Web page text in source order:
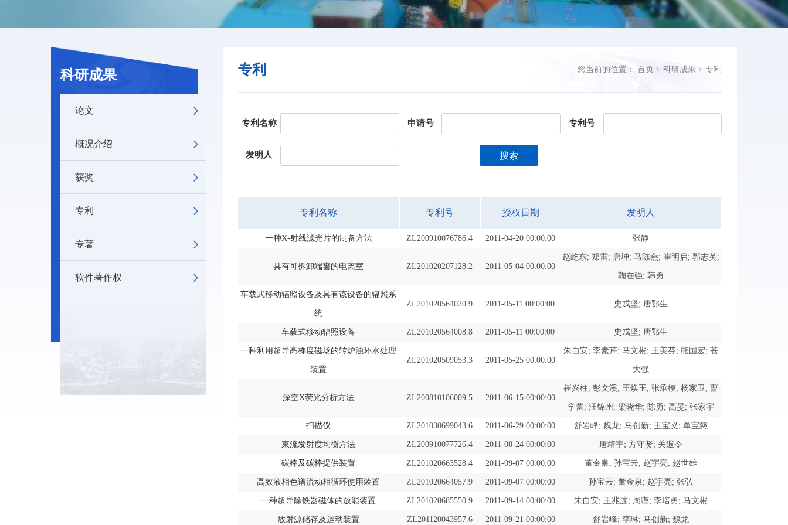
科研成果
论文
概况介绍
获奖
专利
专著
软件著作权
专利 您当前的位置： 首页 > 科研成果 > 专利
专利名称 申请号 专利号
发明人 搜索
专利名称 专利号 授权日期 发明人
一种X-射线滤光片的制备方法 ZL200910076786.4 2011-04-20 00:00:00 张静
具有可拆卸端窗的电离室 ZL201020207128.2 2011-05-04 00:00:00
赵屹东; 郑雷; 唐坤; 马陈燕; 崔明启; 郭志英;
鞠在强; 韩勇
车载式移动辐照设备及具有该设备的辐照系
统
ZL201020564020.9 2011-05-11 00:00:00 史戎坚; 唐鄂生
车载式移动辐照设备 ZL201020564008.8 2011-05-11 00:00:00 史戎坚; 唐鄂生
一种利用超导高梯度磁场的转炉浊环水处理
装置
ZL201020509053.3 2011-05-25 00:00:00
朱自安; 李素芹; 马文彬; 王美芬; 熊国宏; 苍
大强
深空X荧光分析方法 ZL200810106009.5 2011-06-15 00:00:00
崔兴柱; 彭文溪; 王焕玉; 张承模; 杨家卫; 曹
学蕾; 汪锦州; 梁晓华; 陈勇; 高旻; 张家宇
扫描仪 ZL201030699043.6 2011-06-29 00:00:00 舒岩峰; 魏龙; 马创新; 王宝义; 单宝慈
束流发射度均衡方法 ZL200910077726.4 2011-08-24 00:00:00 唐靖宇; 方守贤; 关遐令
碳棒及碳棒提供装置 ZL201020663528.4 2011-09-07 00:00:00 董金泉; 孙宝云; 赵宇亮; 赵世雄
高效液相色谱流动相循环使用装置 ZL201020664057.9 2011-09-07 00:00:00 孙宝云; 董金泉; 赵宇亮; 张弘
一种超导除铁器磁体的放能装置 ZL201020685550.9 2011-09-14 00:00:00 朱自安; 王兆连; 周谨; 李培勇; 马文彬
放射源储存及运动装置 ZL201120043957.6 2011-09-21 00:00:00 舒岩峰; 李琳; 马创新; 魏龙